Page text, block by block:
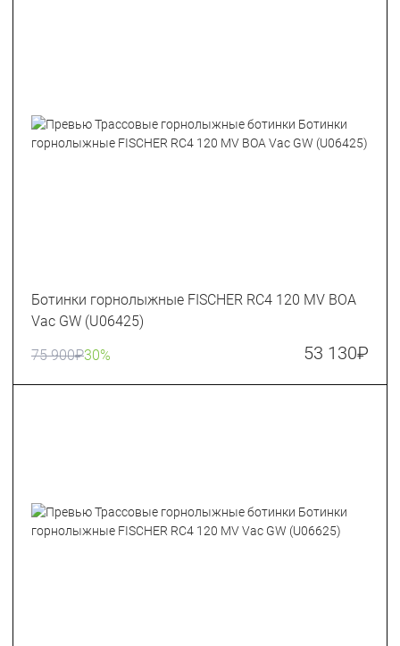
Ботинки горнолыжные FISCHER RC4 120 MV BOA
Vac GW (U06425)
75 900₽30% 53 130₽